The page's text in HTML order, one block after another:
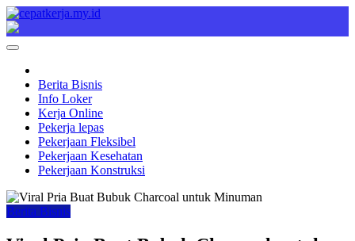
Skip
to
content
Cepat Kerja
Berita Bisnis
Berita Bisnis
Info Loker
Kerja Online
Pekerja lepas
Pekerjaan Fleksibel
Pekerjaan Kesehatan
Pekerjaan Konstruksi
Berita Bisnis